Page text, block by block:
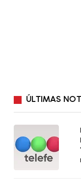
ÚLTIMAS